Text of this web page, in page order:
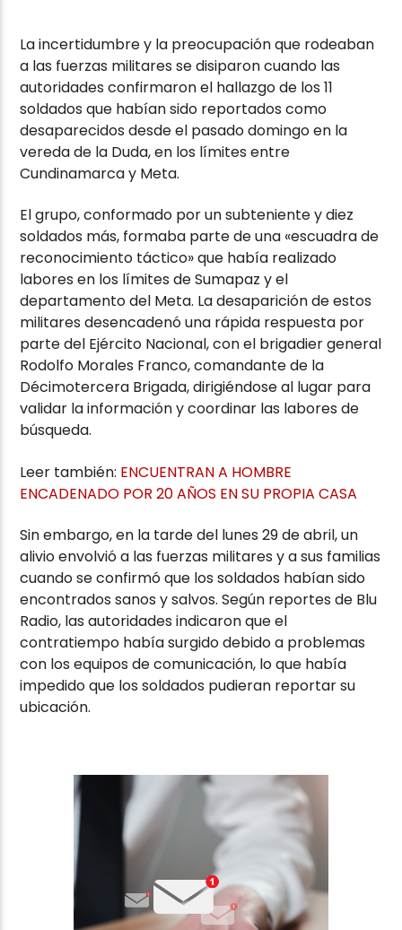
La incertidumbre y la preocupación que rodeaban
a las fuerzas militares se disiparon cuando las
autoridades confirmaron el hallazgo de los 11
soldados que habían sido reportados como
desaparecidos desde el pasado domingo en la
vereda de la Duda, en los límites entre
Cundinamarca y Meta.
El grupo, conformado por un subteniente y diez
soldados más, formaba parte de una «escuadra de
reconocimiento táctico» que había realizado
labores en los límites de Sumapaz y el
departamento del Meta. La desaparición de estos
militares desencadenó una rápida respuesta por
parte del Ejército Nacional, con el brigadier general
Rodolfo Morales Franco, comandante de la
Décimotercera Brigada, dirigiéndose al lugar para
validar la información y coordinar las labores de
búsqueda.
Leer también: ENCUENTRAN A HOMBRE
ENCADENADO POR 20 AÑOS EN SU PROPIA CASA
Sin embargo, en la tarde del lunes 29 de abril, un
alivio envolvió a las fuerzas militares y a sus familias
cuando se confirmó que los soldados habían sido
encontrados sanos y salvos. Según reportes de Blu
Radio, las autoridades indicaron que el
contratiempo había surgido debido a problemas
con los equipos de comunicación, lo que había
impedido que los soldados pudieran reportar su
ubicación.